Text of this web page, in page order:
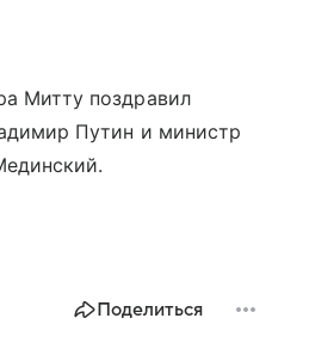
Митту поздравил
Путин и министр
Поделиться